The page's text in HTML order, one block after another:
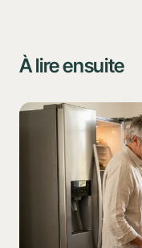
À lire ensuite